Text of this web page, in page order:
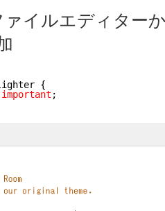
イルエディター
{
;